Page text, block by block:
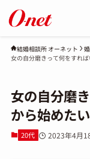
結婚相談所 オーネット
女の自分磨きって何をすれ
女の自分磨
から始めた
20代 2023年4月